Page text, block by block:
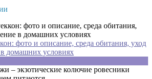
фото и описание, среда обитания, уход
домашних условиях